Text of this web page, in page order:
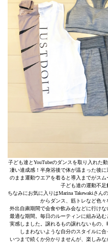
子ども達とYouTubeのダンスを取り入れた
凄い達成感！半身浴後で体が温まった後
のまま運動ウエアを着ると導入までがス
子ども達の運動不足
ちなみにお気に入りはMarina Takewakiさ
からダンス、筋トレなど色々
外出自粛期間で会食や飲み会などに行け
最適な期間。毎日のルーティンに組み込
実感しました。譲れるもの譲れないもの
しまわないような自分のスタイルに
いつまで続くか分かりませんが、楽しみ